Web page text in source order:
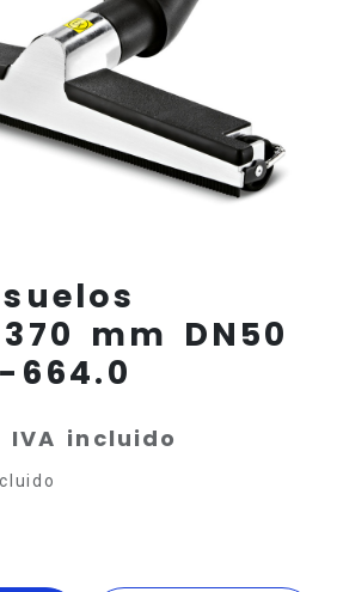
mm DN50
664.0
IVA incluido